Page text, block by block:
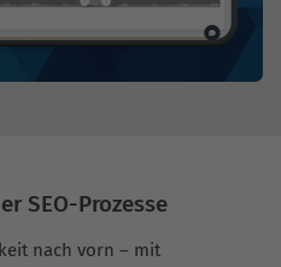
SEO-Prozesse
nach vorn – mit